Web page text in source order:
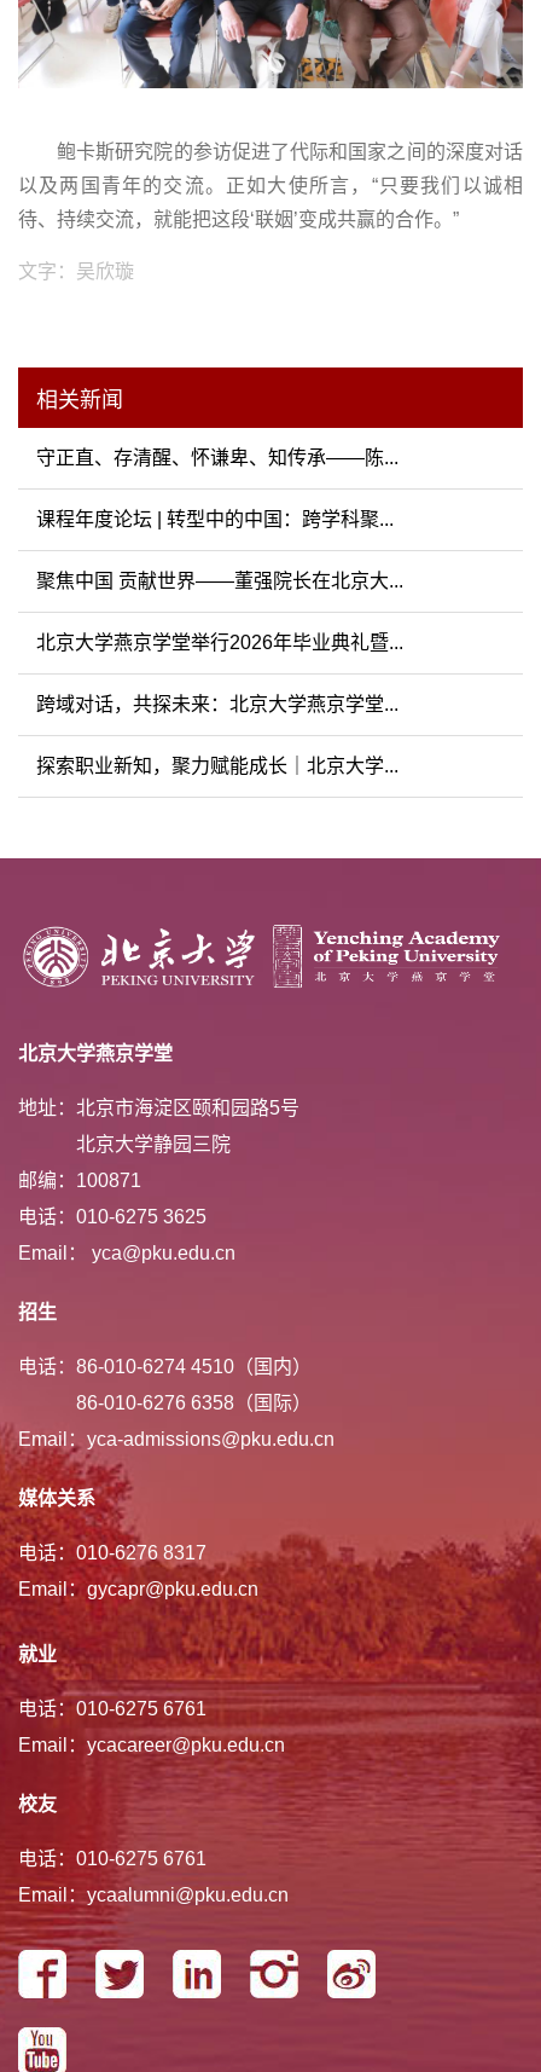
鲍卡斯研究院的参访促进了代际和国家之间的深度对话
以及两国青年的交流。正如大使所言，“只要我们以诚相
待、持续交流，就能把这段‘联姻’变成共赢的合作。”
文字：吴欣璇
相关新闻
守正直、存清醒、怀谦卑、知传承——陈...
课程年度论坛 | 转型中的中国：跨学科聚...
聚焦中国 贡献世界——董强院长在北京大...
北京大学燕京学堂举行2026年毕业典礼暨...
跨域对话，共探未来：北京大学燕京学堂...
探索职业新知，聚力赋能成长｜北京大学...
北京大学燕京学堂
地址：北京市海淀区颐和园路5号
北京大学静园三院
邮编：100871
电话：010-6275 3625
Email： yca@pku.edu.cn
招生
电话：86-010-6274 4510（国内）
86-010-6276 6358（国际）
Email：yca-admissions@pku.edu.cn
媒体关系
电话：010-6276 8317
Email：gycapr@pku.edu.cn
就业
电话：010-6275 6761
Email：ycacareer@pku.edu.cn
校友
电话：010-6275 6761
Email：ycaalumni@pku.edu.cn